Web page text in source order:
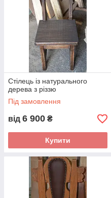
Стілець із натурального
дерева з різзю
Під замовлення
від 6 900 ₴
Купити